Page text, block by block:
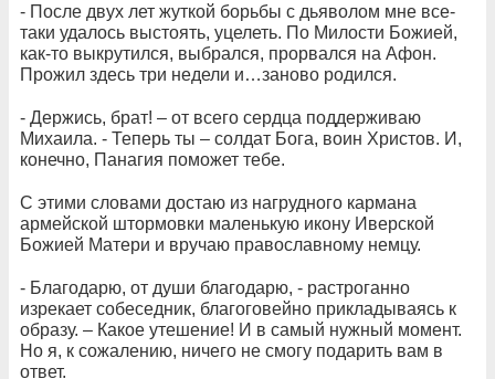
- После двух лет жуткой борьбы с дьяволом мне все-
таки удалось выстоять, уцелеть. По Милости Божией,
как-то выкрутился, выбрался, прорвался на Афон.
Прожил здесь три недели и…заново родился.
- Держись, брат! – от всего сердца поддерживаю
Михаила. - Теперь ты – солдат Бога, воин Христов. И,
конечно, Панагия поможет тебе.
С этими словами достаю из нагрудного кармана
армейской штормовки маленькую икону Иверской
Божией Матери и вручаю православному немцу.
- Благодарю, от души благодарю, - растроганно
изрекает собеседник, благоговейно прикладываясь к
образу. – Какое утешение! И в самый нужный момент.
Но я, к сожалению, ничего не смогу подарить вам в
ответ.